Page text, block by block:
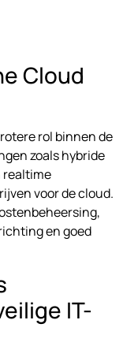
Cloud
rol binnen de
zoals hybride
realtime
voor de cloud.
en goed
IT-